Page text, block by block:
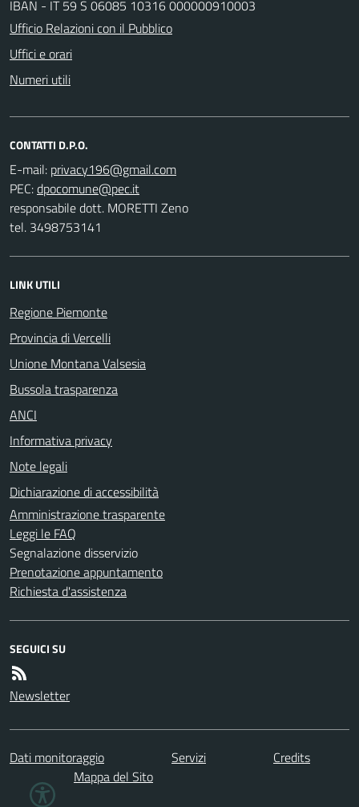
IBAN - IT 59 S 06085 10316 000000910003
Ufficio Relazioni con il Pubblico
Uffici e orari
Numeri utili
CONTATTI D.P.O.
E-mail:
PEC:
responsabile dott. MORETTI Zeno
tel. 3498753141
LINK UTILI
Regione Piemonte
Provincia di Vercelli
Unione Montana Valsesia
Bussola trasparenza
ANCI
Informativa privacy
Note legali
Dichiarazione di accessibilità
Amministrazione trasparente
Leggi le FAQ
Segnalazione disservizio
Prenotazione appuntamento
Richiesta d'assistenza
SEGUICI SU
Newsletter
Dati monitoraggio Servizi
Credits
Mappa del Sito